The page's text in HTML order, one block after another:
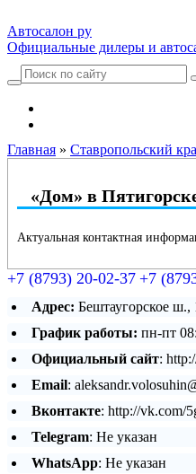
Автосалон ру
Официальные дилеры и
Главная » Ставропольский
«Дом» в
Актуальная контактная
+7 (8793) 20-02-37 +7
Адрес: Бештаугорское ш.,
График работы: пн-пт
Официальный сайт:
Email:
Вконтакте: http://vk.com/
Telegram: Не указан
WhatsApp: Не указан